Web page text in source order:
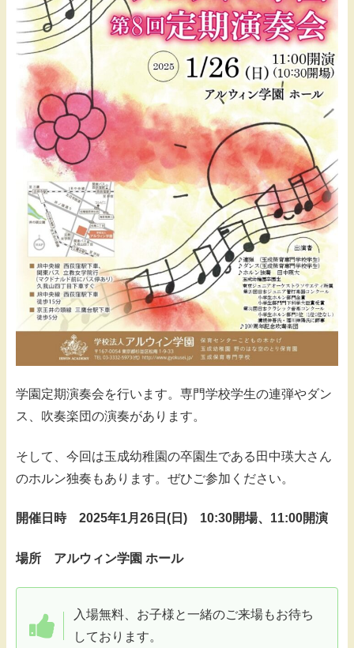
学園定期演奏会を行います。専門学校学生の連弾やダン
ス、吹奏楽団の演奏があります。
そして、今回は玉成幼稚園の卒園生である田中瑛大さん
のホルン独奏もあります。ぜひご参加ください。
開催日時 2025年1月26日(日) 10:30開場、11:00開演
場所 アルウィン学園 ホール
入場無料、お子様と一緒のご来場もお待ち
しております。